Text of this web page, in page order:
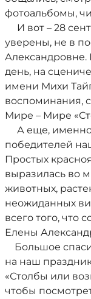
фотоальбомы,
И вот – 28
уверены, не в
Александровне.
день, на
имени Михи
воспоминания,
Мире – Мире
А еще, именно
победителей
Простых
выразилась во
животных,
неожиданных
всего того, что
Елены
Большое
на наш
«Столбы или
чтобы